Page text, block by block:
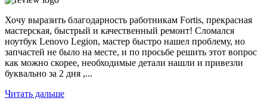
Хочу выразить благодарность работникам Fortis, прекрасная
мастерская, быстрый и качественный ремонт! Сломался
ноутбук Lenovo Legion, мастер быстро нашел проблему, но
запчастей не было на месте, и по просьбе решить этот вопрос
как можно скорее, необходимые детали нашли и привезли
буквально за 2 дня ,...
Читать дальше